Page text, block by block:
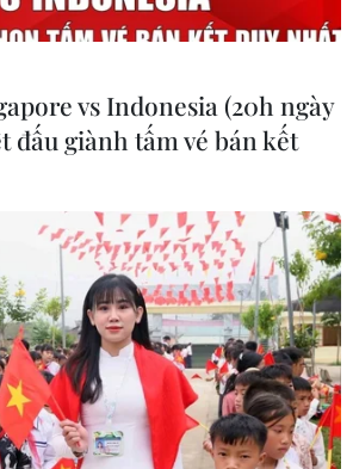
khả quan hơn, chưa phải
phát điện
trong ngày 10/6, tổng sản lượng
khoảng 149 triệu kWh, (miền Bắc
vs Indonesia (20h ngày
đấu giành tấm vé bán kết